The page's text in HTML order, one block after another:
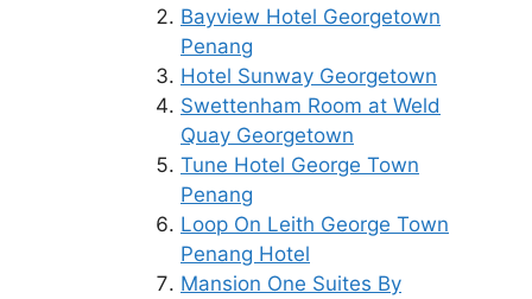
Bayview Hotel Georgetown
Penang
Hotel Sunway Georgetown
Swettenham Room at Weld
Quay Georgetown
Tune Hotel George Town
Penang
Loop On Leith George Town
Penang Hotel
Mansion One Suites By